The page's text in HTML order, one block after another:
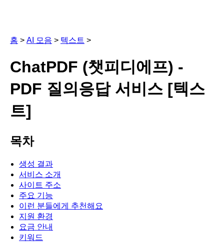
홈 > AI 모음 > 텍스트 >
ChatPDF (챗피디에프) -
PDF 질의응답 서비스 [텍스
트]
목차
생성 결과
서비스 소개
사이트 주소
주요 기능
이런 분들에게 추천해요
지원 환경
요금 안내
키워드